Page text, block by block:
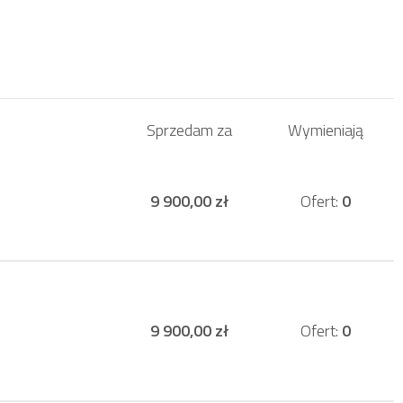
Sprzedam za Wymieniają
9 900,00 zł Ofert: 0
9 900,00 zł Ofert: 0